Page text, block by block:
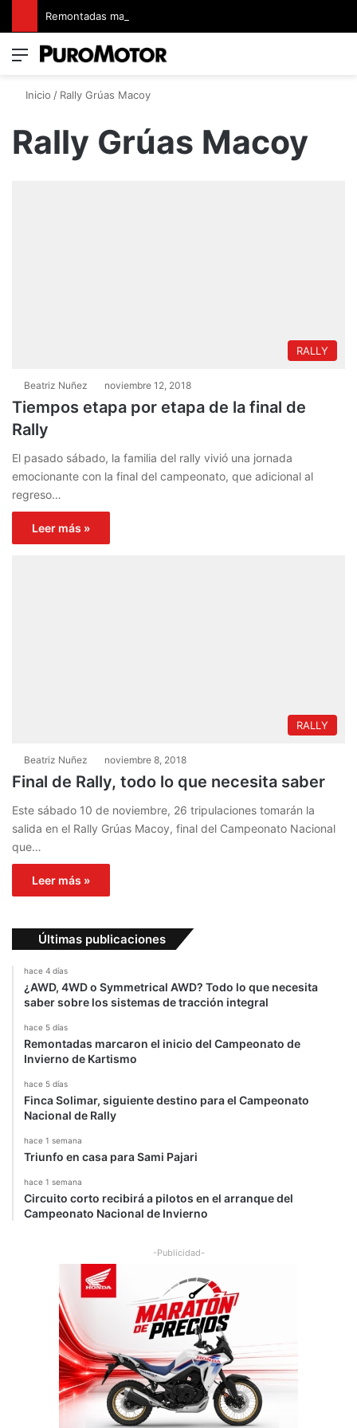
Menú
Inicio / Rally Grúas Macoy
Rally Grúas Macoy
RALLY
Beatriz Nuñez noviembre 12, 2018
Tiempos etapa por etapa de la final de
Rally
El pasado sábado, la familia del rally vivió una jornada
emocionante con la final del campeonato, que adicional al
regreso…
Leer más »
RALLY
Beatriz Nuñez noviembre 8, 2018
Final de Rally, todo lo que necesita saber
Este sábado 10 de noviembre, 26 tripulaciones tomarán la
salida en el Rally Grúas Macoy, final del Campeonato Nacional
que…
Leer más »
Últimas publicaciones
hace 4 días
¿AWD, 4WD o Symmetrical AWD? Todo lo que necesita
saber sobre los sistemas de tracción integral
hace 5 días
Remontadas marcaron el inicio del Campeonato de
Invierno de Kartismo
hace 5 días
Finca Solimar, siguiente destino para el Campeonato
Nacional de Rally
hace 1 semana
Triunfo en casa para Sami Pajari
hace 1 semana
Circuito corto recibirá a pilotos en el arranque del
Campeonato Nacional de Invierno
-Publicidad-